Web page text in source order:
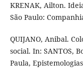
KRENAK, Ailton.
São Paulo:
QUIJANO, Anibal.
social. In: SANTOS,
Paula,